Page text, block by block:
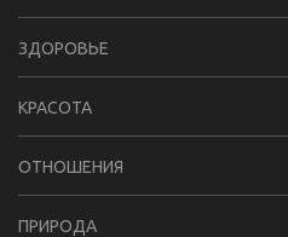
ЗДОРОВЬЕ
КРАСОТА
ОТНОШЕНИЯ
ПРИРОДА